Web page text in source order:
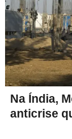
Na Índia,
anticrise